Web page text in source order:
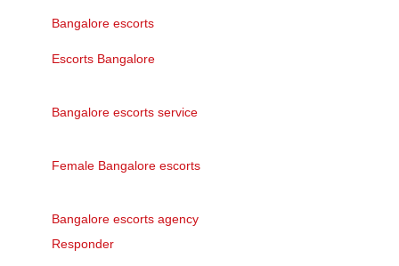
Bangalore escorts
Escorts Bangalore
Bangalore escorts service
Female Bangalore escorts
Bangalore escorts agency
Responder